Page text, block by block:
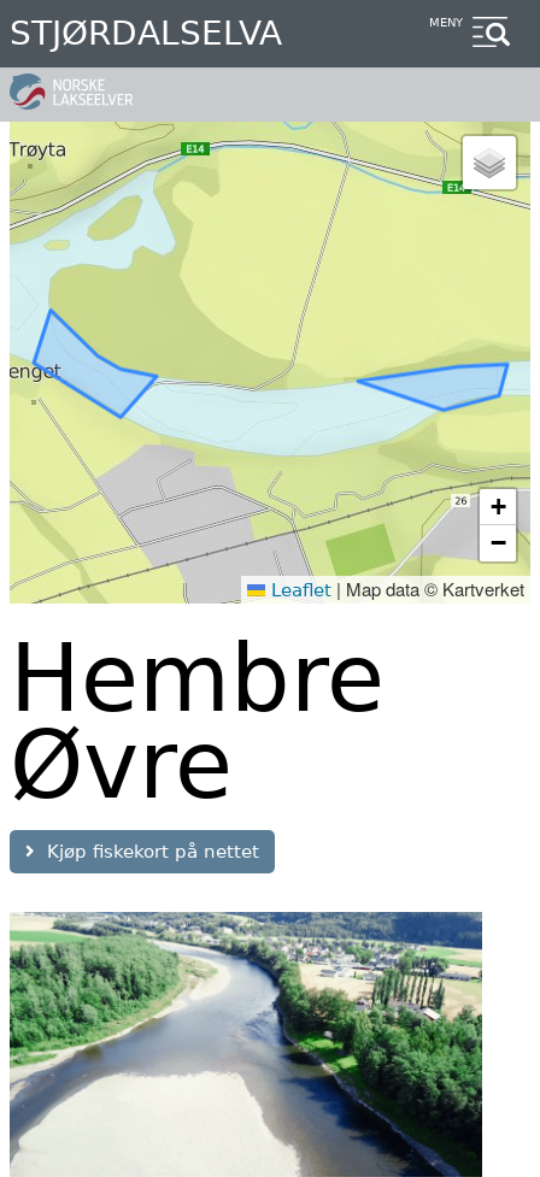
Hopp
til
hovedinnhold
STJØRDALSELVA MENY
+
−
Leaflet | Map data © Kartverket
Hembre
Øvre
Kjøp fiskekort på nettet